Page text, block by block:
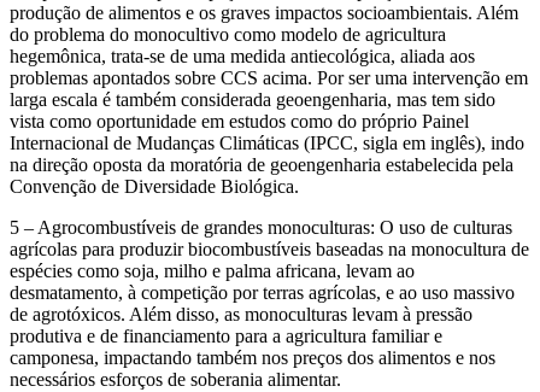
produção de alimentos e os graves impactos socioambientais. Além
do problema do monocultivo como modelo de agricultura
hegemônica, trata-se de uma medida antiecológica, aliada aos
problemas apontados sobre CCS acima. Por ser uma intervenção em
larga escala é também considerada geoengenharia, mas tem sido
vista como oportunidade em estudos como do próprio Painel
Internacional de Mudanças Climáticas (IPCC, sigla em inglês), indo
na direção oposta da moratória de geoengenharia estabelecida pela
Convenção de Diversidade Biológica.
5 – Agrocombustíveis de grandes monoculturas: O uso de culturas
agrícolas para produzir biocombustíveis baseadas na monocultura de
espécies como soja, milho e palma africana, levam ao
desmatamento, à competição por terras agrícolas, e ao uso massivo
de agrotóxicos. Além disso, as monoculturas levam à pressão
produtiva e de financiamento para a agricultura familiar e
camponesa, impactando também nos preços dos alimentos e nos
necessários esforços de soberania alimentar.